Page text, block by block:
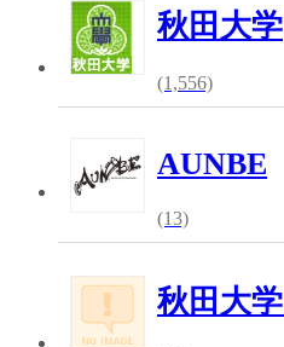
秋田大学
(1,556)
AUNBE
(13)
秋田大